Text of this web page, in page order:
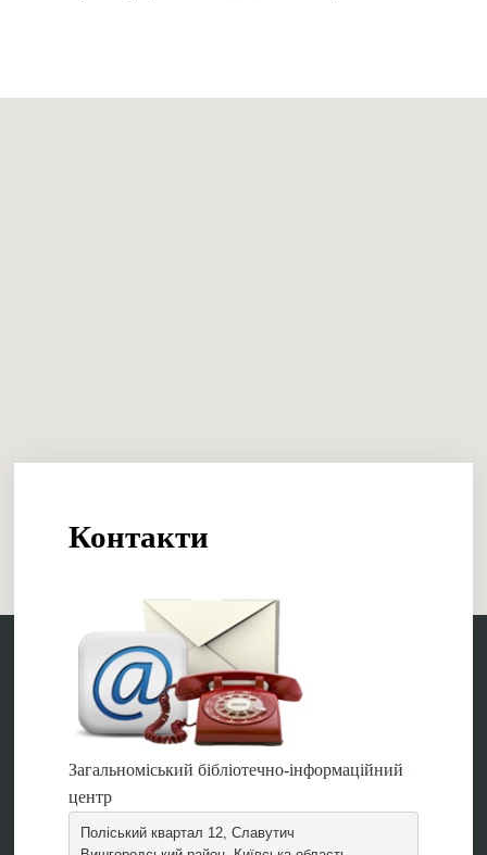
Контакти
Загальноміський бібліотечно-інформаційний
центр
Поліський квартал 12, Славутич